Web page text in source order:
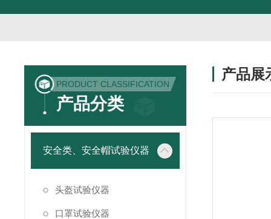
PRODUCT CLASSIFICATION
产品分类
安全类、安全帽试验仪器
头盔试验仪器
口罩试验仪器
产品展